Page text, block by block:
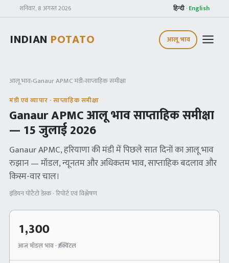
शनिवार, 8 अगस्त 2026 हिन्दी · English
INDIAN POTATO आलू भाव
आलू भाव›Ganaur APMCमंडी›साप्ताहिक समीक्षा
मंडी एवं व्यापार · साप्ताहिक समीक्षा
Ganaur APMCआलू भाव साप्ताहिक समीक्षा
— 15 जुलाई 2026
Ganaur APMC, हरियाणाकी मंडी में पिछले सात दिनों का आलू भाव
रुझान — मॉडल, न्यूनतम और अधिकतम भाव, साप्ताहिक बदलाव और
किस्म-वार चाल।
इंडियन पोटैटो डेस्क · रिपोर्ट एवं विश्लेषण
1,300
आज मॉडल भाव · ₹/क्विंटल